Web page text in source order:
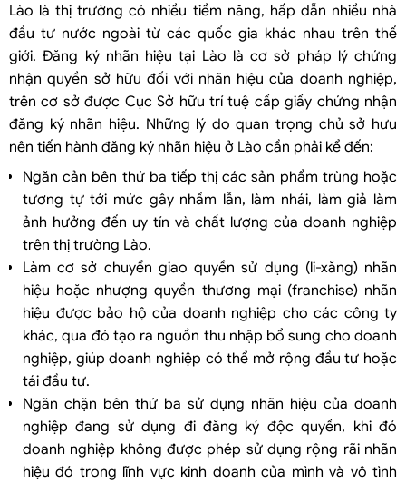
Lào là thị trường có nhiều tiềm năng, hấp dẫn nhiều nhà
đầu tư nước ngoài từ các quốc gia khác nhau trên thế
giới. Đăng ký nhãn hiệu tại Lào là cơ sở pháp lý chứng
nhận quyền sở hữu đối với nhãn hiệu của doanh nghiệp,
trên cơ sở được Cục Sở hữu trí tuệ cấp giấy chứng nhận
đăng ký nhãn hiệu. Những lý do quan trọng chủ sở hưu
nên tiến hành đăng ký nhãn hiệu ở Lào cần phải kể đến:
Ngăn cản bên thứ ba tiếp thị các sản phẩm trùng hoặc
tương tự tới mức gây nhầm lẫn, làm nhái, làm giả làm
ảnh hưởng đến uy tín và chất lượng của doanh nghiệp
trên thị trường Lào.
Làm cơ sở chuyển giao quyền sử dụng (li-xăng) nhãn
hiệu hoặc nhượng quyền thương mại (franchise) nhãn
hiệu được bảo hộ của doanh nghiệp cho các công ty
khác, qua đó tạo ra nguồn thu nhập bổ sung cho doanh
nghiệp, giúp doanh nghiệp có thể mở rộng đầu tư hoặc
tái đầu tư.
Ngăn chặn bên thứ ba sử dụng nhãn hiệu của doanh
nghiệp đang sử dụng đi đăng ký độc quyền, khi đó
doanh nghiệp không được phép sử dụng rộng rãi nhãn
hiệu đó trong lĩnh vực kinh doanh của mình và vô tình